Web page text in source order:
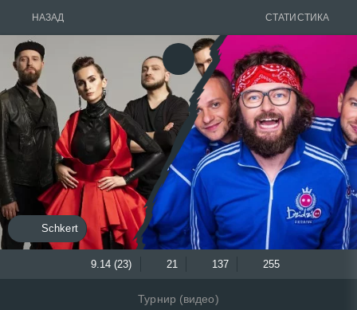
НАЗАД СТАТИСТИКА
Schkert
9.14 (23) 21 137 255
Турнир (видео)